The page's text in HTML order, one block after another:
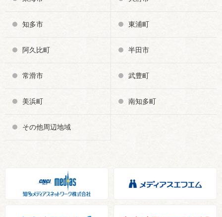
知多市 東浦町
阿久比町 半田市
常滑市 武豊町
美浜町 南知多町
その他周辺地域